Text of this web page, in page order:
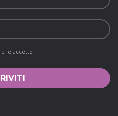
e le accetto